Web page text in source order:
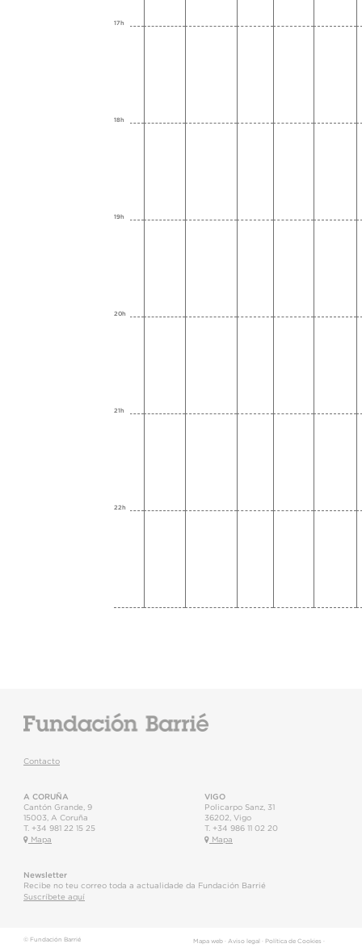
17h
18h
19h
20h
21h
22h
Contacto
A CORUÑA
Cantón Grande, 9
15003
A Coruña
T. +34 981 22 15 25
Mapa
VIGO
Policarpo Sanz, 31
36202 Vigo
T. +34 986 11 02 20
Mapa
Newsletter
Recibe no teu correo toda a actualidade da Fundación Barrié
Suscríbete aquí
© Fundación Barrié Mapa web· Aviso legal · Política de Cookies ·